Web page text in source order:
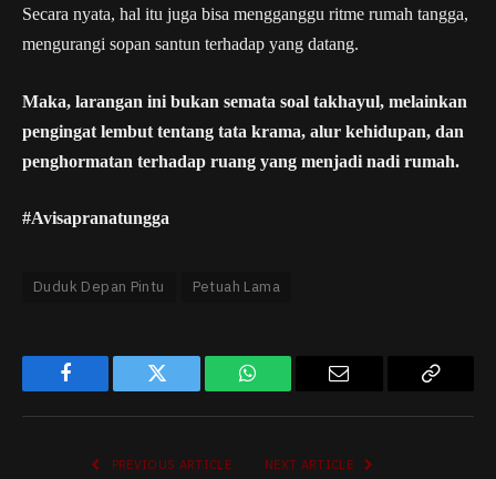
Secara nyata, hal itu juga bisa mengganggu ritme rumah tangga,
mengurangi sopan santun terhadap yang datang.
Maka, larangan ini bukan semata soal takhayul, melainkan
pengingat lembut tentang tata krama, alur kehidupan, dan
penghormatan terhadap ruang yang menjadi nadi rumah.
#Avisapranatungga
Duduk Depan Pintu Petuah Lama
Facebook Twitter WhatsApp
PREVIOUS ARTICLE NEXT ARTICLE